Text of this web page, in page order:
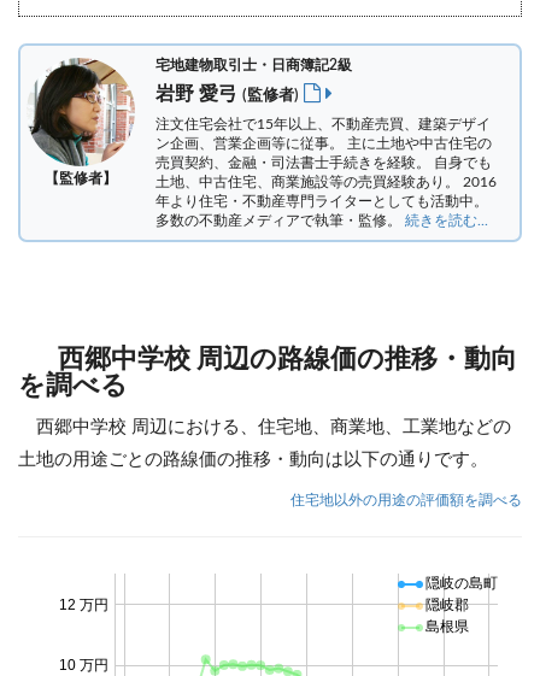
【監修者】
宅地建物取引士・日商簿記2級
岩野 愛弓 (監修者)
注文住宅会社で15年以上、不動産売買、建築デザイ
ン企画、営業企画等に従事。 主に土地や中古住宅の
売買契約、金融・司法書士手続きを経験。 自身でも
土地、中古住宅、商業施設等の売買経験あり。 2016
年より住宅・不動産専門ライターとしても活動中。
多数の不動産メディアで執筆・監修。 続きを読む...
西郷中学校 周辺の路線価の推移・動向
を調べる
西郷中学校 周辺における、住宅地、商業地、工業地などの
土地の用途ごとの路線価の推移・動向は以下の通りです。
住宅地以外の用途の評価額を調べる
10 万円
12 万円
隠岐の島町
隠岐郡
島根県